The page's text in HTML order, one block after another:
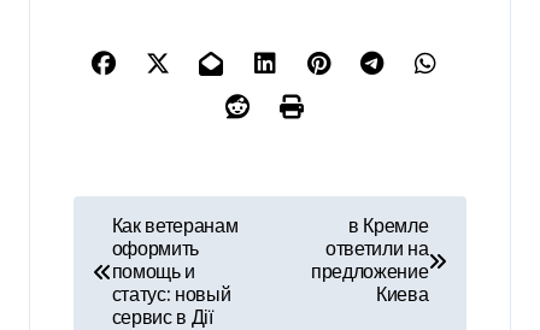
Как ветеранам
оформить
помощь и
статус: новый
сервис в Дії
в Кремле
ответили на
предложение
Киева